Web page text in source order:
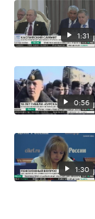
1:31
0:56
1:30